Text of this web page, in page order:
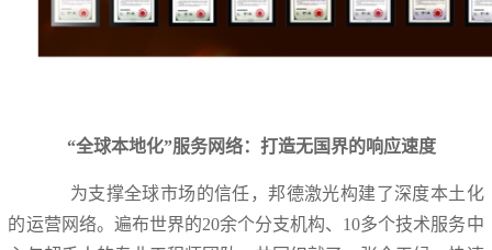
“全球本地化”服务网络：打造无国界的响应速度
为支撑全球市场的信任，邦德激光构建了深度本土化
的运营网络。遍布世界的20余个分支机构、10多个技术服务中